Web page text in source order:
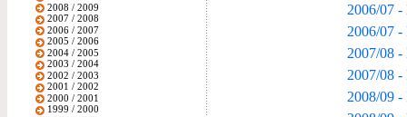
2008 / 2009
2007 / 2008
2006 / 2007
2005 / 2006
2004 / 2005
2003 / 2004
2002 / 2003
2001 / 2002
2000 / 2001
1999 / 2000
2006/07 -
2006/07
2007/08 -
2007/08
2008/09 -